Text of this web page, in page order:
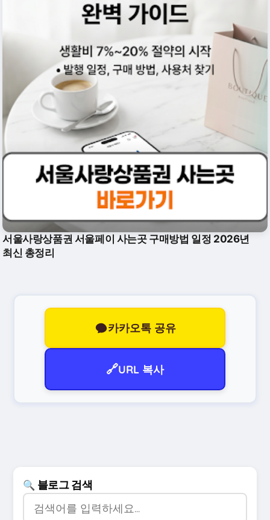
서울사랑상품권 서울페이 사는곳 구매방법 일정 2026년
최신 총정리
카카오톡 공유
🔗URL 복사
🔍 블로그 검색